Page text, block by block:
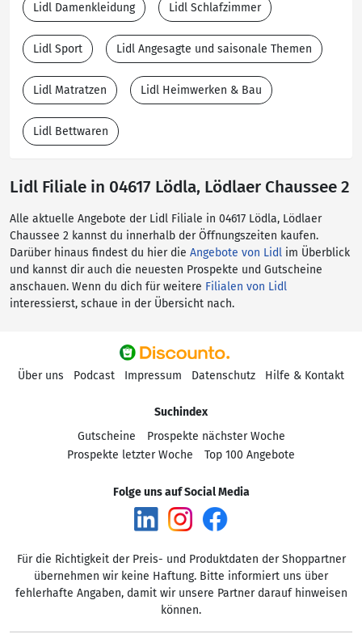
Lidl Damenkleidung Lidl Schlafzimmer
Lidl Sport Lidl Angesagte und saisonale Themen
Lidl Matratzen Lidl Heimwerken & Bau
Lidl Bettwaren
Lidl Filiale in 04617 Lödla, Lödlaer Chaussee 2
Alle aktuelle Angebote der Lidl Filiale in 04617 Lödla, Lödlaer
Chaussee 2 kannst du innerhalb der Öffnungszeiten kaufen.
Darüber hinaus findest du hier die Angebote von Lidl im Überblick
und kannst dir auch die neuesten Prospekte und Gutscheine
anschauen. Wenn du dich für weitere Filialen von Lidl
interessierst, schaue in der Übersicht nach.
Über uns Podcast Impressum Datenschutz Hilfe & Kontakt
Suchindex
Gutscheine
Prospekte nächster Woche
Prospekte letzter Woche
Top 100 Angebote
Folge uns auf Social Media
Für die Richtigkeit der Preis- und Produktdaten der Shoppartner
übernehmen wir keine Haftung. Bitte informiert uns über
fehlerhafte Angaben, damit wir unsere Partner darauf hinweisen
können.